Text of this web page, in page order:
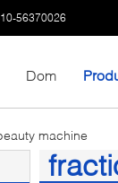
56370026
Dom
machine